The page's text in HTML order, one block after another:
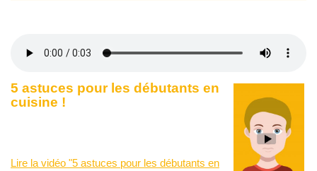
5 astuces pour les débutants en
cuisine !
Lire la vidéo "5 astuces pour les débutants en